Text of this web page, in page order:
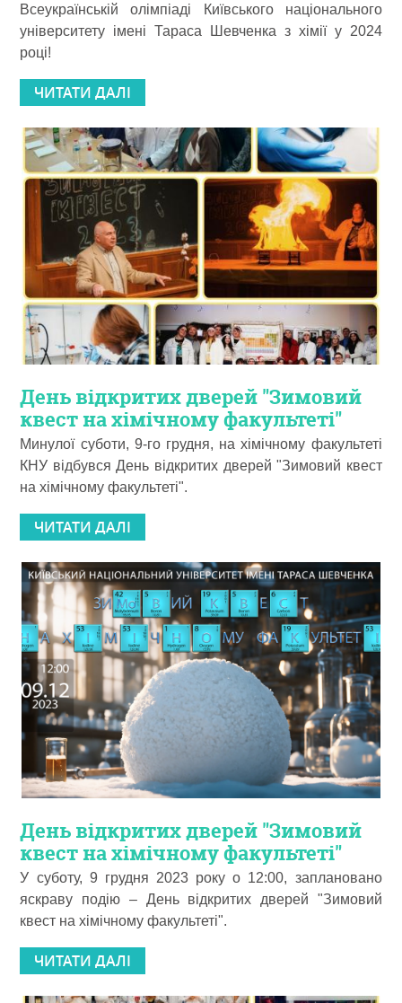
Всеукраїнській олімпіаді Київського національного
університету імені Тараса Шевченка з хімії у 2024
році!
ЧИТАТИ ДАЛІ
День відкритих дверей "Зимовий
квест на хімічному факультеті"
Минулої суботи, 9-го грудня, на хімічному факультеті
КНУ відбувся День відкритих дверей "Зимовий квест
на хімічному факультеті".
ЧИТАТИ ДАЛІ
День відкритих дверей "Зимовий
квест на хімічному факультеті"
У суботу, 9 грудня 2023 року о 12:00, заплановано
яскраву подію – День відкритих дверей "Зимовий
квест на хімічному факультеті".
ЧИТАТИ ДАЛІ